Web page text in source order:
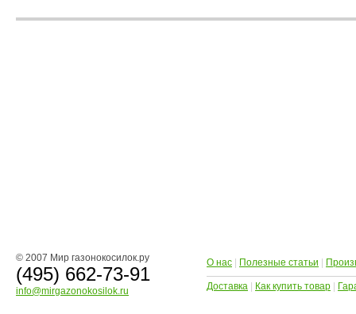
© 2007 Мир газонокосилок.ру
(495) 662-73-91
info@mirgazonokosilok.ru
О нас Полезные статьи
Доставка Как купить товар